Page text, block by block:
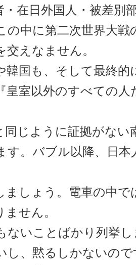
・在日外国人・被差別
の中に第二次世界大
えなません。
韓国も、そして最終
皇室以外のすべての
じように証拠がない
す。バブル以降、日
しょう。電車の中で
せん。
いことばかり列挙し
し、黙るしかないの